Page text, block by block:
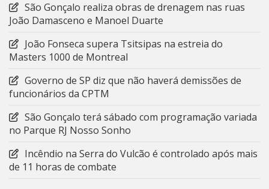
São Gonçalo realiza obras de drenagem nas ruas
João Damasceno e Manoel Duarte
João Fonseca supera Tsitsipas na estreia do
Masters 1000 de Montreal
Governo de SP diz que não haverá demissões de
funcionários da CPTM
São Gonçalo terá sábado com programação variada
no Parque RJ Nosso Sonho
Incêndio na Serra do Vulcão é controlado após mais
de 11 horas de combate